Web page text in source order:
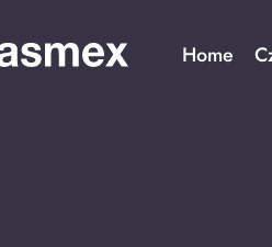
Home